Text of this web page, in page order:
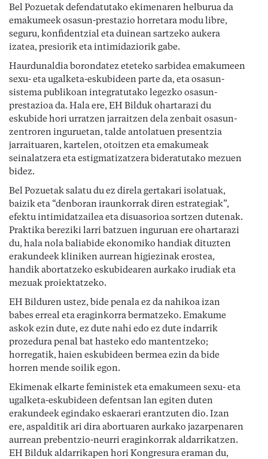
Bel Pozuetak defendatutako ekimenaren helburua da
emakumeek osasun-prestazio horretara modu libre,
seguru, konfidentzial eta duinean sartzeko aukera
izatea, presiorik eta intimidaziorik gabe.
Haurdunaldia borondatez eteteko sarbidea emakumeen
sexu- eta ugalketa-eskubideen parte da, eta osasun-
sistema publikoan integratutako legezko osasun-
prestazioa da. Hala ere, EH Bilduk ohartarazi du
eskubide hori urratzen jarraitzen dela zenbait osasun-
zentroren inguruetan, talde antolatuen presentzia
jarraituaren, kartelen, otoitzen eta emakumeak
seinalatzera eta estigmatizatzera bideratutako mezuen
bidez.
Bel Pozuetak salatu du ez direla gertakari isolatuak,
baizik eta “denboran iraunkorrak diren estrategiak”,
efektu intimidatzailea eta disuasorioa sortzen dutenak.
Praktika bereziki larri batzuen inguruan ere ohartarazi
du, hala nola baliabide ekonomiko handiak dituzten
erakundeek kliniken aurrean higiezinak erostea,
handik abortatzeko eskubidearen aurkako irudiak eta
mezuak proiektatzeko.
EH Bilduren ustez, bide penala ez da nahikoa izan
babes erreal eta eraginkorra bermatzeko. Emakume
askok ezin dute, ez dute nahi edo ez dute indarrik
prozedura penal bat hasteko edo mantentzeko;
horregatik, haien eskubideen bermea ezin da bide
horren mende soilik egon.
Ekimenak elkarte feministek eta emakumeen sexu- eta
ugalketa-eskubideen defentsan lan egiten duten
erakundeek egindako eskaerari erantzuten dio. Izan
ere, aspalditik ari dira abortuaren aurkako jazarpenaren
aurrean prebentzio-neurri eraginkorrak aldarrikatzen.
EH Bilduk aldarrikapen hori Kongresura eraman du,